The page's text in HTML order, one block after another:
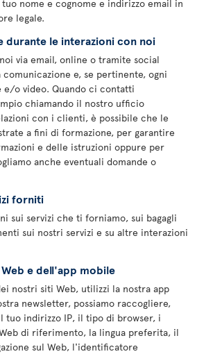
nome e cognome e indirizzo email in
legale.
durante le interazioni con noi
via email, online o tramite social
e, se pertinente, ogni
e/o video. Quando ci contatti
chiamando il nostro ufficio
con i clienti, è possibile che le
a fini di formazione, per garantire
e delle istruzioni oppure per
anche eventuali domande o
forniti
sui servizi che ti forniamo, sui bagagli
sui nostri servizi e su altre interazioni
e dell'app mobile
nostri siti Web, utilizzi la nostra app
newsletter, possiamo raccogliere,
tuo indirizzo IP, il tipo di browser, i
di riferimento, la lingua preferita, il
sul Web, l'identificatore